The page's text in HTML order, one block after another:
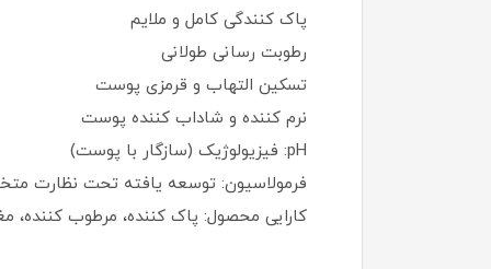
پاک‌ کنندگی کامل و ملایم
رطوبت‌ رسانی طولانی
تسکین التهاب و قرمزی پوست
نرم‌ کننده و شاداب‌ کننده پوست
pH: فیزیولوژیک (سازگار با پوست)
فرمولاسیون: توسعه‌ یافته تحت نظارت
کارایی محصول: پاک‌ کننده، مرطوب‌ کننده،